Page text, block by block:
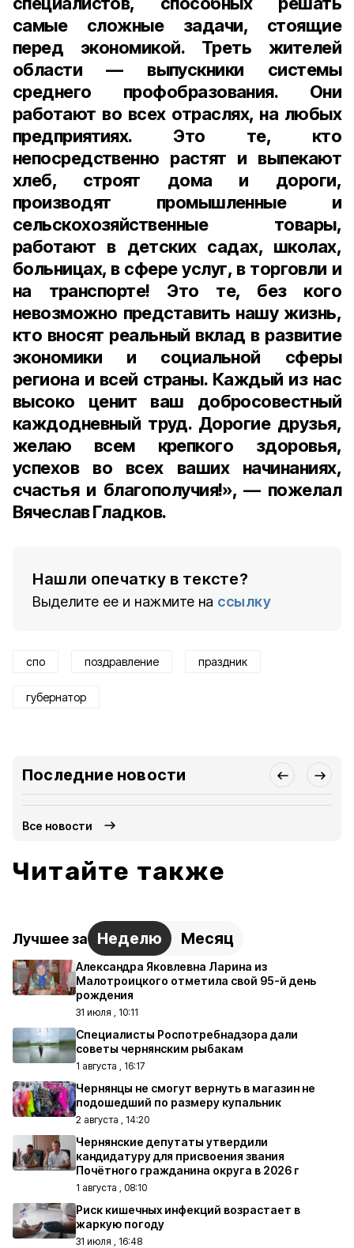
самые сложные задачи, стоящие
перед экономикой. Треть жителей
области — выпускники системы
среднего профобразования. Они
работают во всех отраслях, на любых
предприятиях. Это те, кто
непосредственно растят и выпекают
хлеб, строят дома и дороги,
производят промышленные и
сельскохозяйственные товары,
работают в детских садах, школах,
больницах, в сфере услуг, в торговли и
на транспорте! Это те, без кого
невозможно представить нашу жизнь,
кто вносят реальный вклад в развитие
экономики и социальной сферы
региона и всей страны. Каждый из нас
высоко ценит ваш добросовестный
каждодневный труд. Дорогие друзья,
желаю всем крепкого здоровья,
успехов во всех ваших начинаниях,
счастья и благополучия!», — пожелал
Вячеслав Гладков.
Нашли опечатку в тексте?
Выделите ее и нажмите на ссылку
спо поздравление праздник
губернатор
Последние новости
Все новости
Читайте также
Лучшее за Неделю Месяц
Александра Яковлевна Ларина из
Малотроицкого отметила свой 95-й день
рождения
31 июля , 10:11
Специалисты Роспотребнадзора дали
советы чернянским рыбакам
1 августа , 16:17
Чернянцы не смогут вернуть в магазин не
подошедший по размеру купальник
2 августа , 14:20
Чернянские депутаты утвердили
кандидатуру для присвоения звания
Почётного гражданина округа в 2026 г
1 августа , 08:10
Риск кишечных инфекций возрастает в
жаркую погоду
31 июля , 16:48